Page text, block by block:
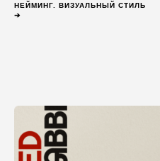
НЕЙМИНГ. ВИЗУАЛЬНЫЙ СТИЛЬ
➔